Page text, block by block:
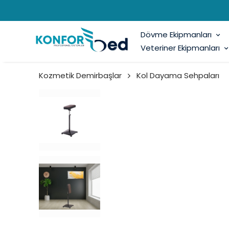
Dövme Ekipmanları
Veteriner Ekipmanları
Kozmetik Demirbaşlar Kol Dayama Sehpaları